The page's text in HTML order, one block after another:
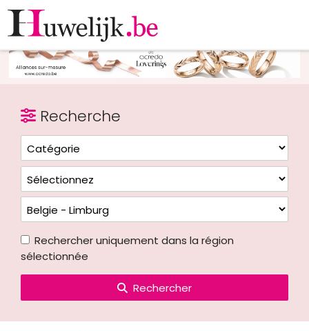
Recherche
Rechercher uniquement dans la région
sélectionnée
Rechercher